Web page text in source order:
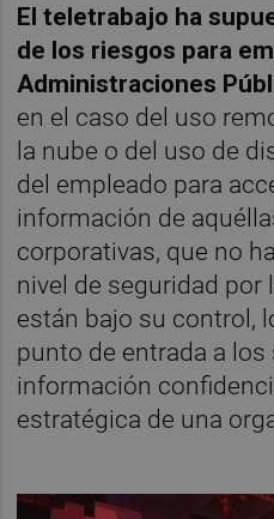
El teletrabajo ha
de los riesgos para
Administraciones
en el caso del uso
la nube o del uso de
del empleado para
información de
corporativas, que no
nivel de seguridad por
están bajo su control,
punto de entrada a
información
estratégica de una